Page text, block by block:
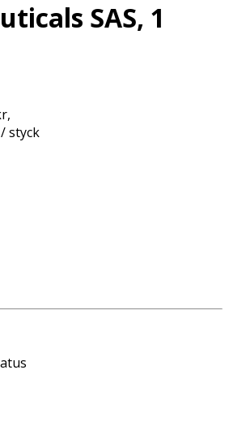
SAS, 1
,
styck